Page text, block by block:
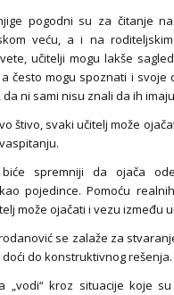
pogodni su za čitanje
veću, a i na
učitelji mogu lakše
često mogu spoznati i svoje
ni sami nisu znali da ih
štivo, svaki učitelj može
biće spremniji da ojača
pojedince. Pomoću
može ojačati i vezu između
se zalaže za
do konstruktivnog rešenja.
„vodi“ kroz situacije koje